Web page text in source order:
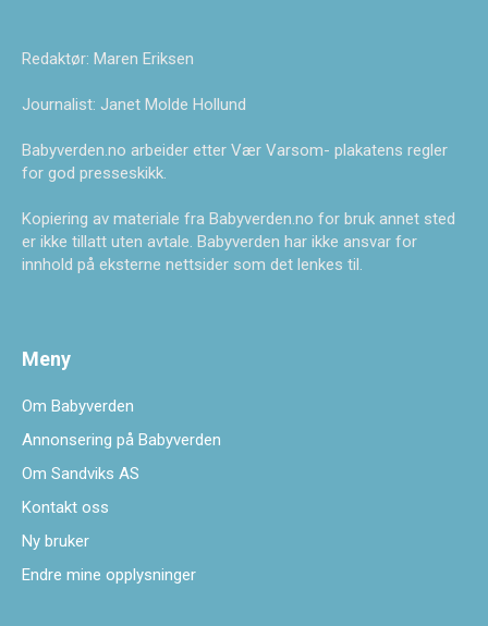
Redaktør: Maren Eriksen
Journalist: Janet Molde Hollund
Babyverden.no arbeider etter Vær Varsom- plakatens regler
for god presseskikk.
Kopiering av materiale fra Babyverden.no for bruk annet sted
er ikke tillatt uten avtale. Babyverden har ikke ansvar for
innhold på eksterne nettsider som det lenkes til.
Meny
Om Babyverden
Annonsering på Babyverden
Om Sandviks AS
Kontakt oss
Ny bruker
Endre mine opplysninger